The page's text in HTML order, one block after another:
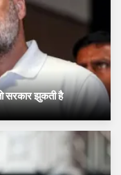
सरकार झुकती है